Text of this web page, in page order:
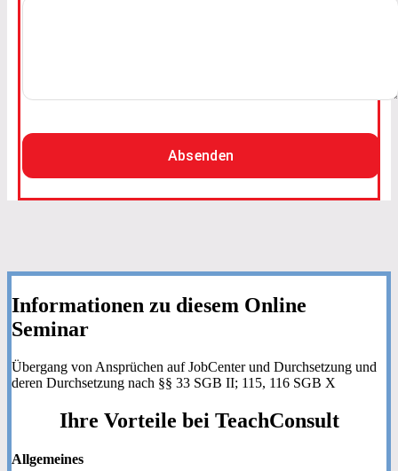
Absenden
Informationen zu diesem Online
Seminar
Übergang von Ansprüchen auf JobCenter und Durchsetzung und
deren Durchsetzung nach §§ 33 SGB II; 115, 116 SGB X
Ihre Vorteile bei TeachConsult
Allgemeines